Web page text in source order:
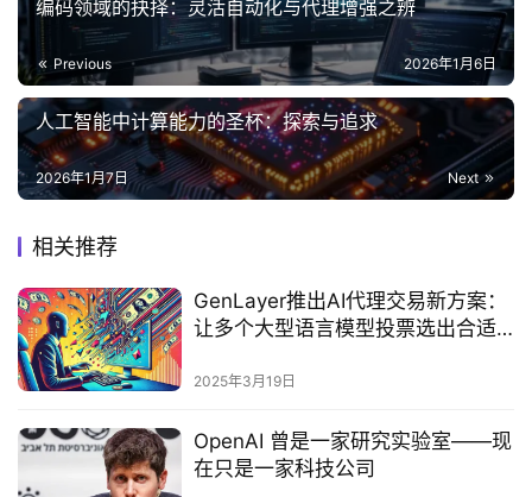
编码领域的抉择：灵活自动化与代理增强之辨
Previous 2026年1月6日
人工智能中计算能力的圣杯：探索与追求
Next
2026年1月7日
相关推荐
GenLayer推出AI代理交易新方案：
让多个大型语言模型投票选出合适
2025年3月19日
OpenAI 曾是一家研究实验室——现
在只是一家科技公司